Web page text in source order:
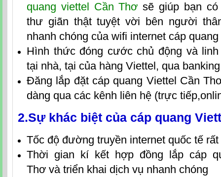
quang viettel Cần Thơ sẽ giúp bạn
thư giãn thật tuyệt vời bên người
nhanh chóng của wifi internet cáp quang
Hình thức đóng cước chủ động và
tại nhà, tại của hàng Viettel, qua
Đăng lắp đặt cáp quang Viettel Cần
dàng qua các kênh liên hệ (trực
2.Sự khác biệt của cáp quang
Tốc độ đường truyền internet quốc tế rất
Thời gian kí kết hợp đồng lắp cáp
Thơ và triển khai dịch vụ nhanh chóng